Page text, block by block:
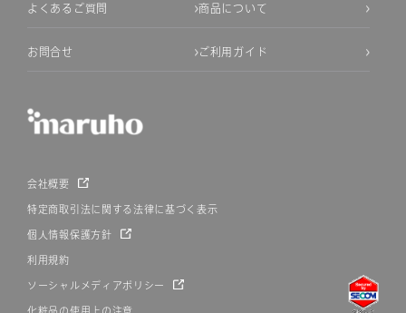
よくあるご質問 商品について
お問合せ ご利用ガイド
会社概要
特定商取引法に関する法律に基づく表示
個人情報保護方針
利用規約
ソーシャルメディアポリシー
化粧品の使用上の注意